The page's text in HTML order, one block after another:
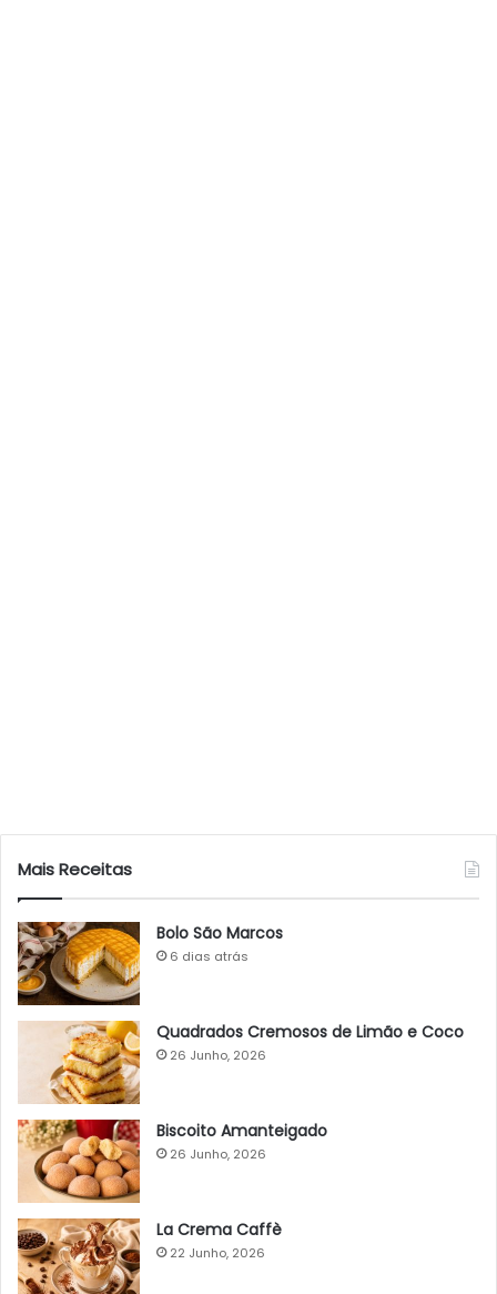
Mais Receitas
Bolo São Marcos
6 dias atrás
Quadrados Cremosos de Limão e Coco
26 Junho, 2026
Biscoito Amanteigado
26 Junho, 2026
La Crema Caffè
22 Junho, 2026